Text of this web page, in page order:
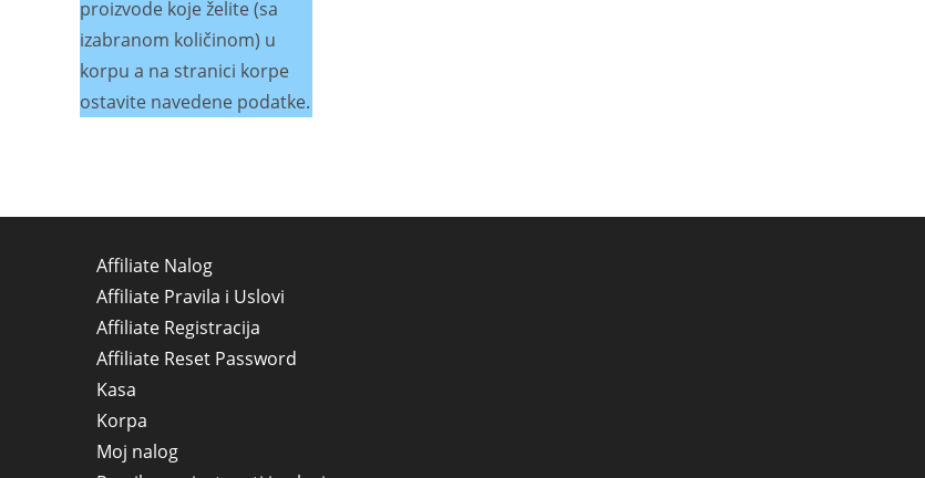
proizvode koje želite (sa
izabranom količinom) u
korpu a na stranici korpe
ostavite navedene podatke.
Affiliate Nalog
Affiliate Pravila i Uslovi
Affiliate Registracija
Affiliate Reset Password
Kasa
Korpa
Moj nalog